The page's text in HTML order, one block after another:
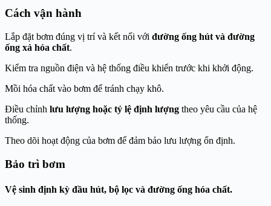
Cách vận hành
Lắp đặt bơm đúng vị trí và kết nối với đường ống hút và đường
ống xả hóa chất.
Kiểm tra nguồn điện và hệ thống điều khiển trước khi khởi động.
Mồi hóa chất vào bơm để tránh chạy khô.
Điều chỉnh lưu lượng hoặc tỷ lệ định lượng theo yêu cầu của hệ
thống.
Theo dõi hoạt động của bơm để đảm bảo lưu lượng ổn định.
Bảo trì bơm
Vệ sinh định kỳ đầu hút, bộ lọc và đường ống hóa chất.